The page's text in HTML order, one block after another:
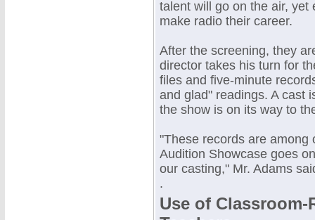
talent will go on the air, yet
make radio their career.
After the screening, they
director takes his turn for
files and five-minute
and glad" readings. A cast
the show is on its way to
"These records are among
Audition Showcase goes
our casting," Mr. Adams
.
Use of